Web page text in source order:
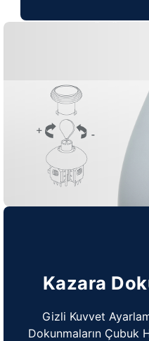
Kazara
Gizli Kuvvet
Dokunmaların Çubuk